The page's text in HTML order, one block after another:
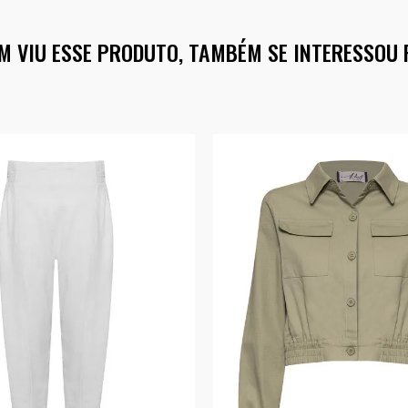
VIU ESSE PRODUTO, TAMBÉM SE INTERESSOU